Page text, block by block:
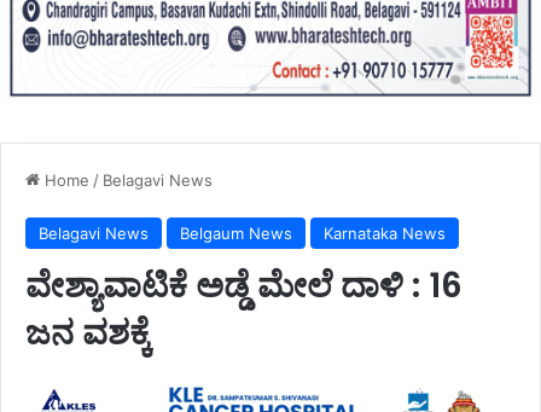
Home / Belagavi News
Belagavi News Belgaum News Karnataka News
ವೇಶ್ಯಾವಾಟಿಕೆ ಅಡ್ಡೆ ಮೇಲೆ ದಾಳಿ : 16
ಜನ ವಶಕ್ಕೆ